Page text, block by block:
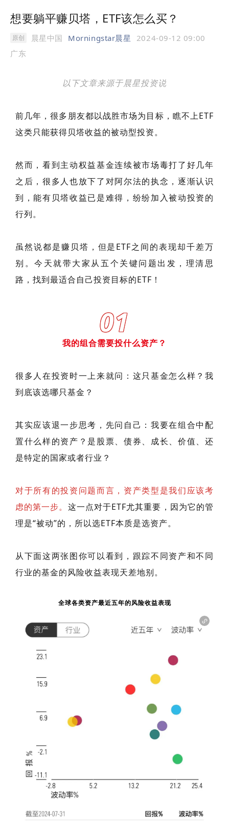
想要躺平赚贝塔，ETF该怎么买？
原创 晨星中国 Morningstar晨星
2024-09-12 09:00
广东
以下文章来源于晨星投资说
前几年，很多朋友都以战胜市场为目标，瞧不上ETF
这类只能获得贝塔收益的被动型投资。
然而，看到主动权益基金连续被市场毒打了好几年
之后，很多人也放下了对阿尔法的执念，逐渐认识
到，能有贝塔收益已是难得，纷纷加入被动投资的
行列。
虽然说都是赚贝塔，但是ETF之间的表现却千差万
别。今天就带大家从五个关键问题出发，理清思
路，找到最适合自己投资目标的ETF！
01
我的组合需要投什么资产？
很多人在投资时一上来就问：这只基金怎么样？我
到底该选哪只基金？
其实应该退一步思考，先问自己：我要在组合中配
置什么样的资产？是股票、债券、成长、价值、还
是特定的国家或者行业？
对于所有的投资问题而言，资产类型是我们应该考
虑的第一步。 这一点对于ETF尤其重要，因为它的管
理是“被动”的，所以选ETF本质是选资产。
从下面这两张图你可以看到，跟踪不同资产和不同
行业的基金的风险收益表现天差地别。
全球各类资产最近五年的风险收益表现